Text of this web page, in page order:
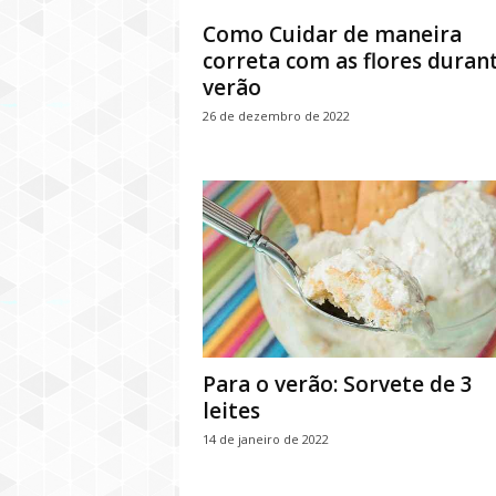
Como Cuidar de maneira
correta com as flores
verão
26 de dezembro de 2022
Para o verão: Sorvete de 3
leites
14 de janeiro de 2022